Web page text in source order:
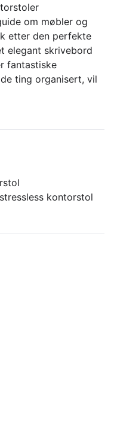
om møbler og
etter den perfekte
elegant skrivebord
fantastiske
ting organisert, vil
stressless kontorstol